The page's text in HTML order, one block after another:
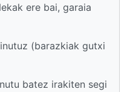
ere bai, garaia
(barazkiak gutxi
batez irakiten segi